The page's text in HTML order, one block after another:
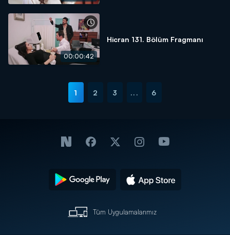
00:00:42
Hicran 131. Bölüm Fragmanı
1 2 3 ... 6
Tüm Uygulamalarımız